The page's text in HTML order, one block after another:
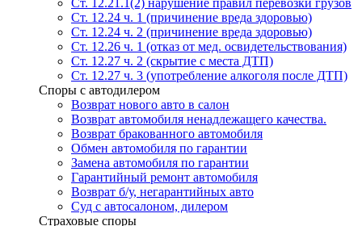
Ст. 12.21.1(2) нарушение правил перевозки грузов
Ст. 12.24 ч. 1 (причинение вреда здоровью)
Ст. 12.24 ч. 2 (причинение вреда здоровью)
Ст. 12.26 ч. 1 (отказ от мед. освидетельствования)
Ст. 12.27 ч. 2 (скрытие с места ДТП)
Ст. 12.27 ч. 3 (употребление алкоголя после ДТП)
Споры с автодилером
Возврат нового авто в салон
Возврат автомобиля ненадлежащего качества.
Возврат бракованного автомобиля
Обмен автомобиля по гарантии
Замена автомобиля по гарантии
Гарантийный ремонт автомобиля
Возврат б/у, негарантийных авто
Суд с автосалоном, дилером
Страховые споры